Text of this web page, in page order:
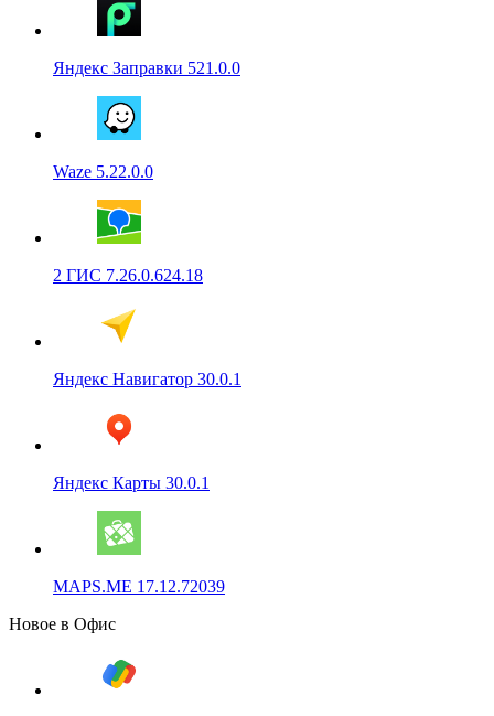
Яндекс Заправки 521.0.0
Waze 5.22.0.0
2 ГИС 7.26.0.624.18
Яндекс Навигатор 30.0.1
Яндекс Карты 30.0.1
MAPS.ME 17.12.72039
Новое в Офис